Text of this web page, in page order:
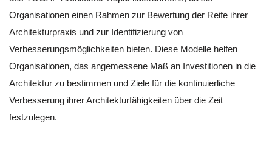
Organisationen einen Rahmen zur Bewertung der Reife ihrer
Architekturpraxis und zur Identifizierung von
Verbesserungsmöglichkeiten bieten. Diese Modelle helfen
Organisationen, das angemessene Maß an Investitionen in die
Architektur zu bestimmen und Ziele für die kontinuierliche
Verbesserung ihrer Architekturfähigkeiten über die Zeit
festzulegen.